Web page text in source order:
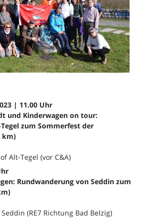
| 11.00 Uhr
und Kinderwagen on tour:
zum Sommerfest der
km)
Alt-Tegel (vor C&A)
Rundwanderung von Seddin zum
(RE7 Richtung Bad Belzig)